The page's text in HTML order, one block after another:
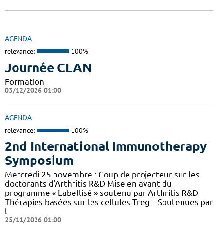
AGENDA
relevance: 100%
Journée CLAN
Formation
03/12/2026 01:00
AGENDA
relevance: 100%
2nd International Immunotherapy
Symposium
Mercredi 25 novembre : Coup de projecteur sur les
doctorants d'Arthritis R&D Mise en avant du
programme « Labellisé » soutenu par Arthritis R&D
Thérapies basées sur les cellules Treg – Soutenues par
l
25/11/2026 01:00